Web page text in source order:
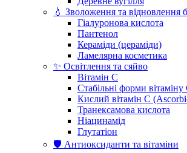
💧 Зволоження та відновлення
Гіалуронова кислота
Пантенол
Кераміди (цераміди)
Ламелярна косметика
✨ Освітлення та сяйво
Вітамін С
Стабільні форми вітаміну
Кислий вітамін С
Транексамова кислота
Ніацинамід
Глутатіон
🛡️ Антиоксиданти та вітаміни